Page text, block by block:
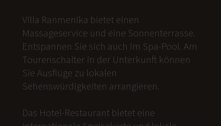
Villa Ranmenika bietet einen
Massageservice und eine Sonnenterrasse.
Entspannen Sie sich auch im Spa-Pool. Am
Tourenschalter in der Unterkunft können
Sie Ausflüge zu lokalen
Sehenswürdigkeiten arrangieren.
Das Hotel-Restaurant bietet eine